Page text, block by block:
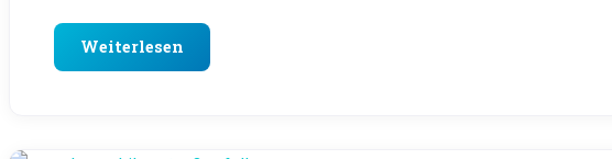
Weiterlesen